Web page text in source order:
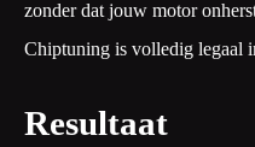
zonder dat jouw motor
Chiptuning is volledig legaal
Resultaat